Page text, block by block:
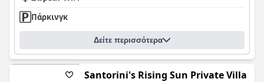
Πάρκινγκ
Δείτε περισσότερα
Santorini's Rising Sun Private Villa